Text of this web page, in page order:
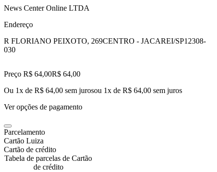
News Center Online LTDA
Endereço
R FLORIANO PEIXOTO, 269CENTRO - JACAREI/SP12308-
030
Preço R$ 64,00R$ 64,00
Ou 1x de R$ 64,00 sem jurosou 1x de R$ 64,00 sem juros
Ver opções de pagamento
Parcelamento
Cartão Luiza
Cartão de crédito
Tabela de parcelas de Cartão
de crédito